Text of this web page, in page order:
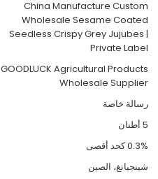
China Manufacture Custom
Wholesale Sesame Coated
Seedless Crispy Grey Jujubes |
Private Label
GOODLUCK Agricultural Products
Wholesale Supplier
رسالة خاصة
5 أطنان
0.3% كحد أقصى
شينجيانغ، الصين